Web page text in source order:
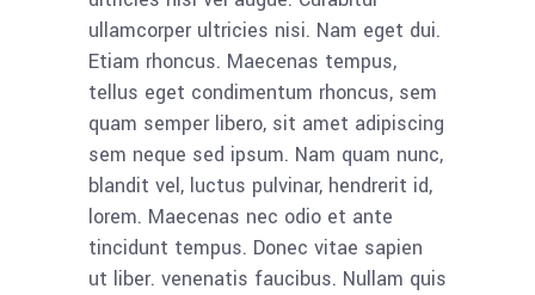
ullamcorper ultricies nisi. Nam eget dui.
Etiam rhoncus. Maecenas tempus,
tellus eget condimentum rhoncus, sem
quam semper libero, sit amet adipiscing
sem neque sed ipsum. Nam quam nunc,
blandit vel, luctus pulvinar, hendrerit id,
lorem. Maecenas nec odio et ante
tincidunt tempus. Donec vitae sapien
ut liber. venenatis faucibus. Nullam quis